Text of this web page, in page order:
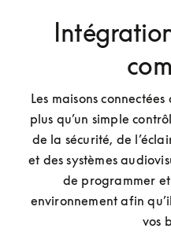
Les maisons
plus qu’un simple
de la sécurité, de
et des systèmes
de programmer
environnement afin
vos